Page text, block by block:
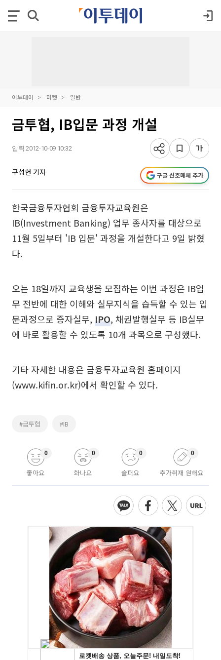
이투데이 마켓 일반
금투협, IB입문 과정 개설
입력 2012-10-09 10:32
구성헌 기자 구글 선호매체 추가
한국금융투자협회 금융투자교육원은
IB(Investment Banking) 업무 종사자를 대상으로
11월 5일부터 'IB 입문' 과정을 개설한다고 9일 밝혔
다.
오는 18일까지 교육생을 모집하는 이번 과정은 IB업
무 전반에 대한 이해와 실무지식을 습득할 수 있는 입
문과정으로 증자실무, IPO, 채권발행실무 등 IB실무
에 바로 활용할 수 있도록 10개 과목으로 구성했다.
기타 자세한 내용은 금융투자교육원 홈페이지
(www.kifin.or.kr)에서 확인할 수 있다.
#금투협 #IB
좋아요
0
화나요
0
슬퍼요
0
추가취재 원해요
0